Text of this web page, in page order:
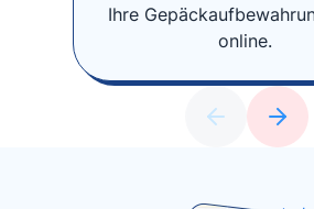
Ihre
online.